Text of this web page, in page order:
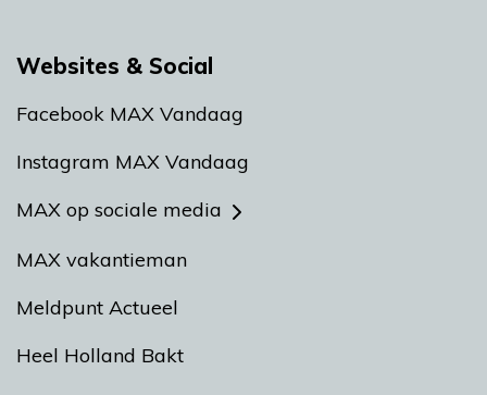
Websites & Social
Facebook MAX Vandaag
Instagram MAX Vandaag
MAX op sociale media
MAX vakantieman
Meldpunt Actueel
Heel Holland Bakt